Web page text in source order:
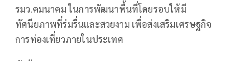
รมว.คมนาคม ในการพัฒนาพื้นที่โดยรอบให้มี
ทัศนียภาพที่ร่มรื่นและสวยงาม เพื่อส่งเสริมเศรษฐกิจ
การท่องเที่ยวภายในประเทศ